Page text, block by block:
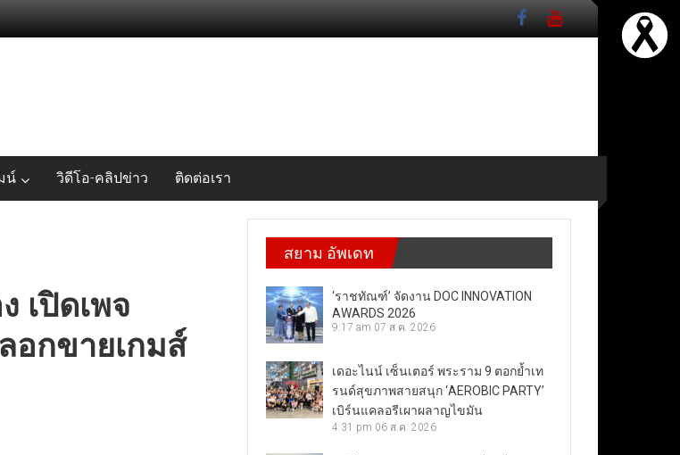
น์ วิดีโอ-คลิปข่าว ติดต่อเรา
เปิดเพจ
อกขายเกมส์
สยาม อัพเดท
‘ราชทัณฑ์’ จัดงาน DOC INNOVATION
AWARDS 2026
9:17 am 07 ส.ค. 2026
เดอะไนน์ เซ็นเตอร์ พระราม 9 ตอกย้ำเท
รนด์สุขภาพสายสนุก ‘AEROBIC PARTY’
เบิร์นแคลอรีเผาผลาญไขมัน
4:31 pm 06 ส.ค. 2026